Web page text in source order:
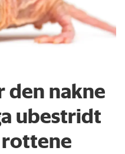
den nakne
ubestridt